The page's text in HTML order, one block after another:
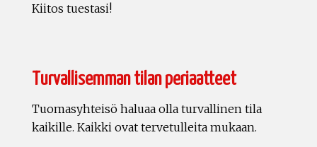
Kiitos tuestasi!
Turvallisemman tilan periaatteet
Tuomasyhteisö haluaa olla turvallinen tila
kaikille. Kaikki ovat tervetulleita mukaan.